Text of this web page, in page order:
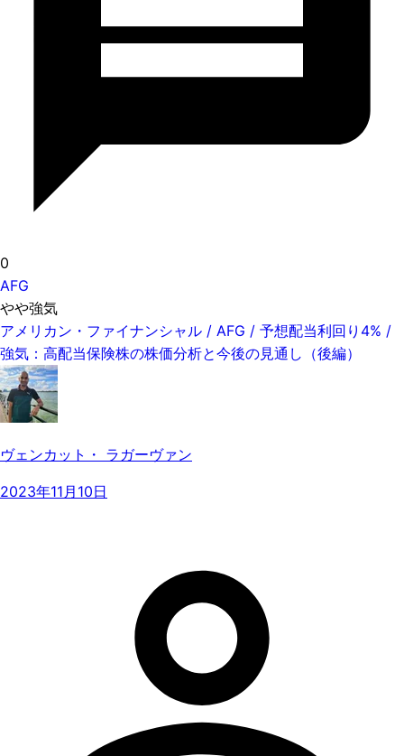
0
AFG
やや強気
アメリカン・ファイナンシャル / AFG / 予想配当利回り4% /
強気：高配当保険株の株価分析と今後の見通し（後編）
ヴェンカット・ ラガーヴァン
2023年11月10日